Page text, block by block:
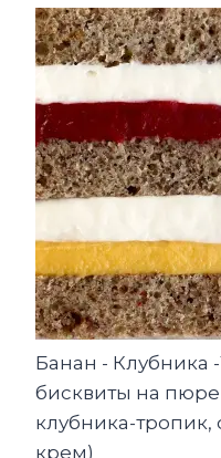
Банан - Клубника
бисквиты на
клубника-
крем)